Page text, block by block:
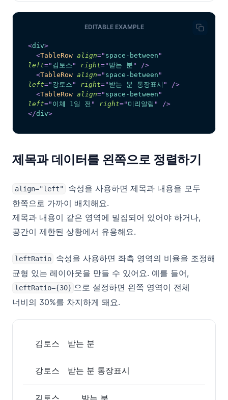
EDITABLE EXAMPLE
<div>
<TableRow align=" space-between "
left=" 김토스 " right=" 받는 분 "
/>
<TableRow align=" space-between "
left=" 강토스 " right=" 받는 분 통장표시 "
/>
<TableRow align=" space-between "
left=" 이체 1일 전 " right=" 미리알림 "
/>
</div>
제목과 데이터를 왼쪽으로 정렬하기
align="left"
속성을 사용하면 제목과 내용을 모두
한쪽으로 가까이 배치해요.
제목과 내용이 같은 영역에 밀집되어 있어야 하거나,
공간이 제한된 상황에서 유용해요.
leftRatio
속성을 사용하면 좌측 영역의 비율을 조정해
균형 있는 레이아웃을 만들 수 있어요. 예를 들어,
leftRatio={30} 으로 설정하면 왼쪽 영역이 전체
너비의 30%를 차지하게 돼요.
김토스 받는 분
강토스 받는 분 통장표시
김토스 받는 분